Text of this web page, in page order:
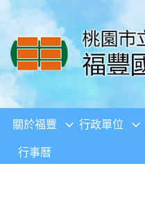
移至網頁之主要內容區位置
關於福豐 行政單位
行事曆